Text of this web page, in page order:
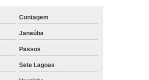
Contagem
Janaúba
Passos
Sete Lagoas